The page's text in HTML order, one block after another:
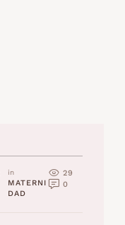
in
MATERNI
DAD
29
0